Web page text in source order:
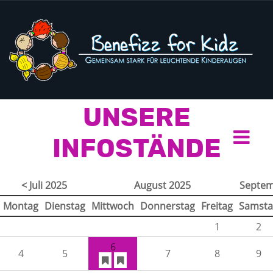
UNSERE
INFOSTÄNDE
< Juli 2025 August 2025
Montag Dienstag Mittwoch Donnerstag Freitag
1
2
4
5 6 7 8
9